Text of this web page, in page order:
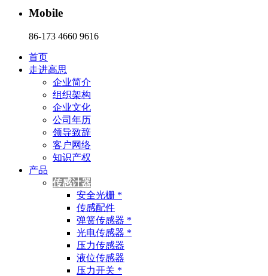
Mobile
86-173 4660 9616
首页
走进高思
企业简介
组织架构
企业文化
公司年历
领导致辞
客户网络
知识产权
产品
传感计器
安全光栅 *
传感配件
弹簧传感器 *
光电传感器 *
压力传感器
液位传感器
压力开关 *